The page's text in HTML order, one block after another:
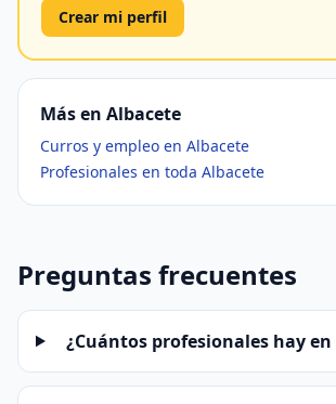
Crear mi perfil
Más en Albacete
Curros y empleo en Albacete
Profesionales en toda Albacete
Preguntas frecuentes
¿Cuántos profesionales hay en